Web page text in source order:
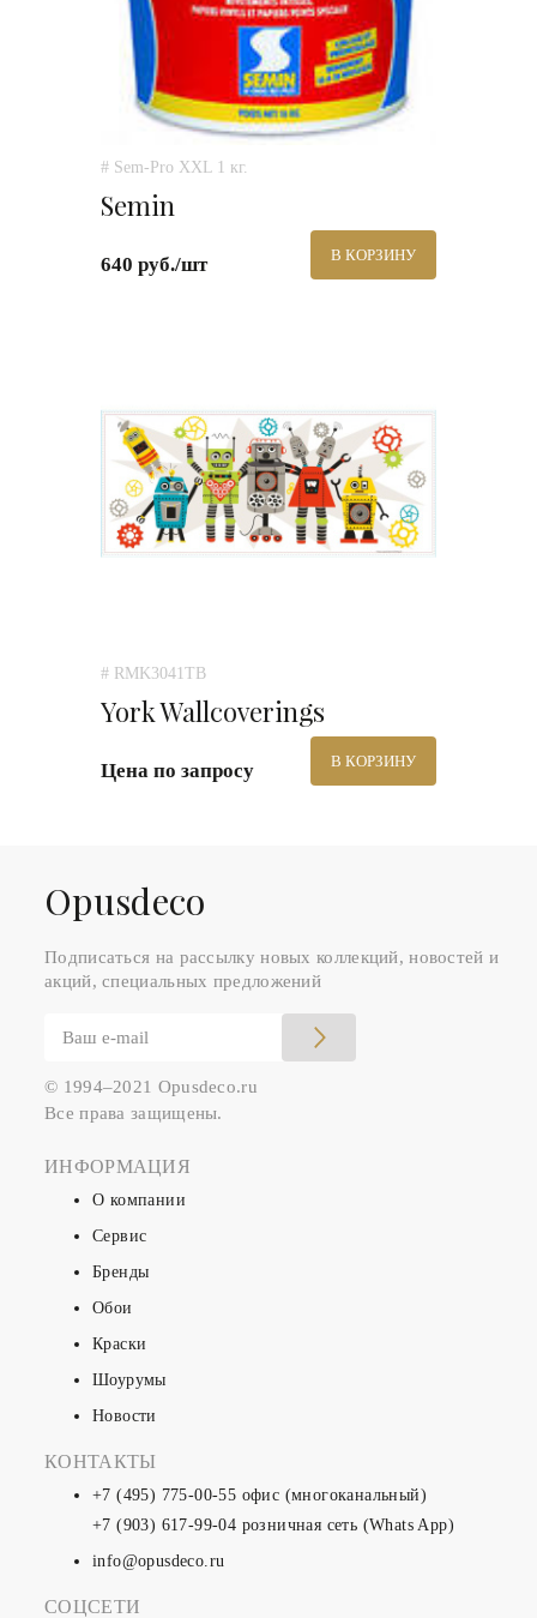
# Sem-Pro XXL 1 кг.
Semin
640 руб./шт В КОРЗИНУ
# RMK3041TB
York Wallcoverings
Цена по запросу В КОРЗИНУ
Оpusdeco
Подписаться на рассылку новых коллекций, новостей и
акций, специальных предложений
© 1994–2021 Opusdeco.ru
Все права защищены.
ИНФОРМАЦИЯ
О компании
Сервис
Бренды
Обои
Краски
Шоурумы
Новости
КОНТАКТЫ
+7 (495) 775-00-55 офис (многоканальный)
+7 (903) 617-99-04 розничная сеть (Whats App)
info@opusdeco.ru
СОЦСЕТИ